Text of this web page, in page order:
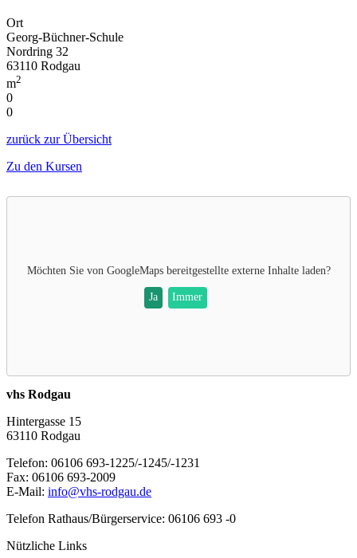
Ort
Georg-Büchner-Schule
Nordring 32
63110 Rodgau
m2
0
0
zurück zur Übersicht
Zu den Kursen
Möchten Sie von GoogleMapsbereitgestellte externe Inhalte laden?
Ja Immer
vhs Rodgau
Hintergasse 15
63110 Rodgau
Telefon: 06106 693-1225/-1245/-1231
Fax: 06106 693-2009
E-Mail: info@vhs-rodgau.de
Telefon Rathaus/Bürgerservice: 06106 693 -0
Nützliche Links